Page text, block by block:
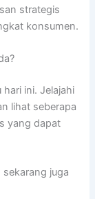
strategis
konsumen.
hari ini. Jelajahi
lihat seberapa
yang dapat
juga